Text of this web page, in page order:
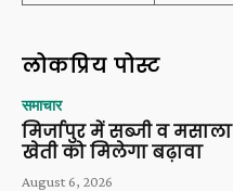
लोकप्रिय पोस्ट
समाचार
मिर्जापुर में सब्जी व मसाला
खेती को मिलेगा बढ़ावा
August 6, 2026